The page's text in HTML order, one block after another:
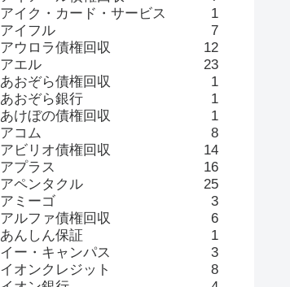
アイク・カード・サービス
1
アイフル
7
アウロラ債権回収
12
アエル
23
あおぞら債権回収
1
あおぞら銀行
1
あけぼの債権回収
1
アコム
8
アビリオ債権回収
14
アプラス
16
アペンタクル
25
アミーゴ
3
アルファ債権回収
6
あんしん保証
1
イー・キャンパス
3
イオンクレジット
8